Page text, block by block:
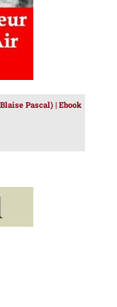
Pascal) | Ebook